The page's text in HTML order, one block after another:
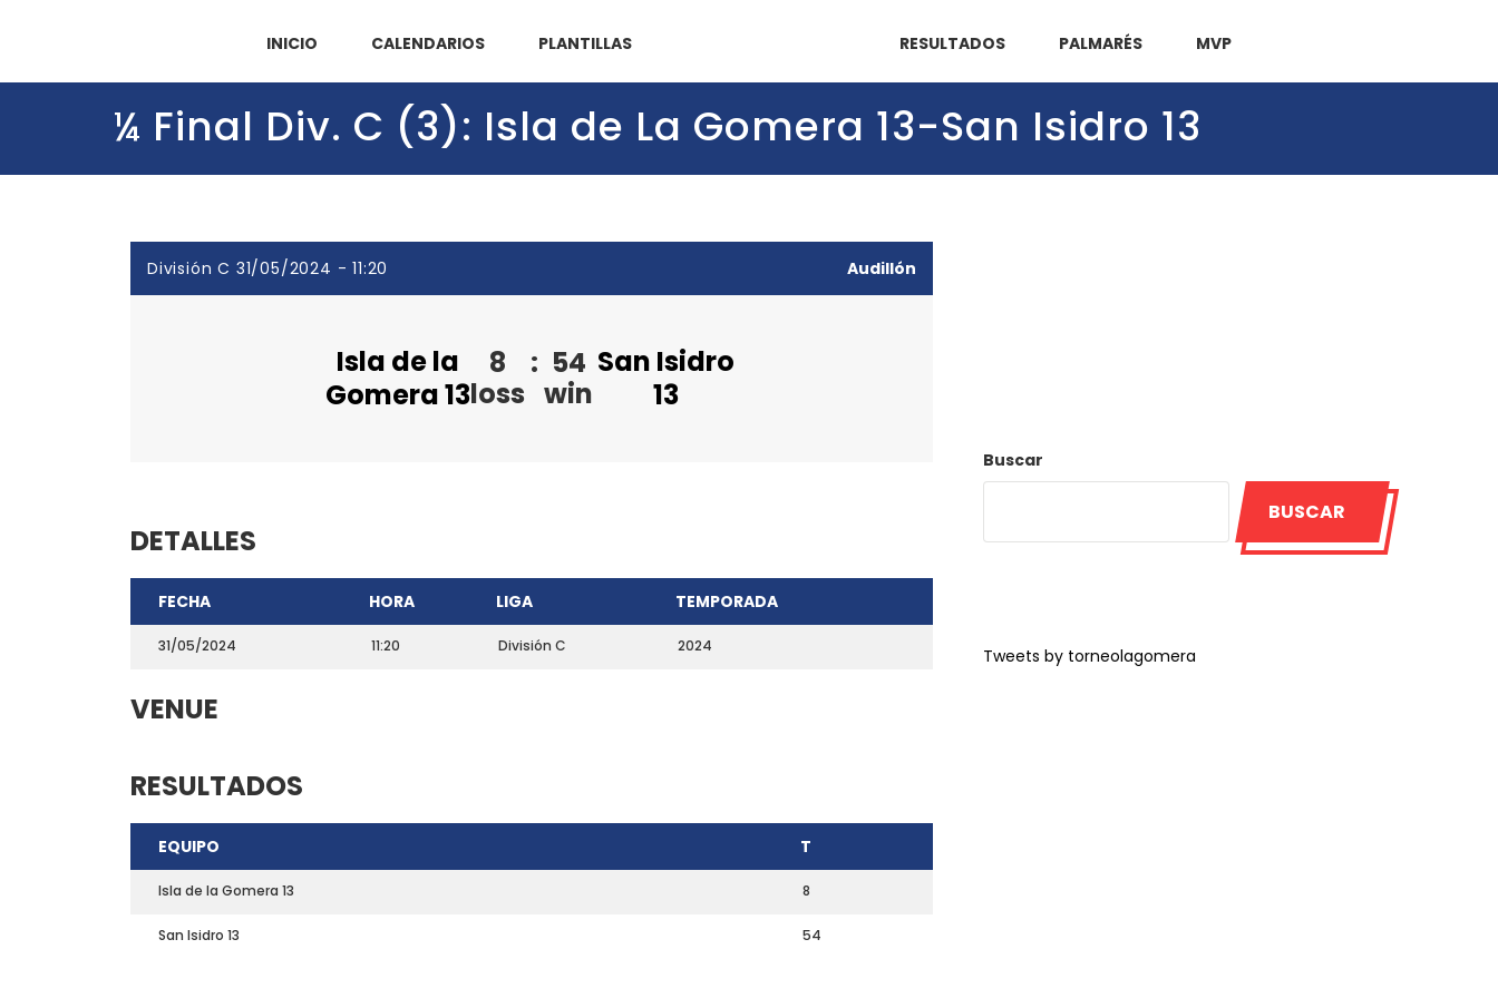
INICIO CALENDARIOS PLANTILLAS RESULTADOS PALMARÉS MVP
¼ Final Div. C (3): Isla de La Gomera 13-San Isidro 13
División C 31/05/2024 - 11:20 Audillón
Isla de la
Gomera 13
8
loss
: 54
win
San Isidro
13
DETALLES
FECHA HORA LIGA TEMPORADA
31/05/2024 11:20 División C 2024
VENUE
RESULTADOS
EQUIPO T
Isla de la Gomera 13 8
San Isidro 13 54
Buscar
BUSCAR
Tweets by torneolagomera
Teléfono: 661703772
Email:direccion@marchadeportiva.com
San Sebastián de La Gomera